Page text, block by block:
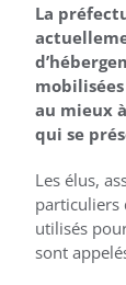
La
au mieux
qui se
Les élus,
particuliers
utilisés
sont